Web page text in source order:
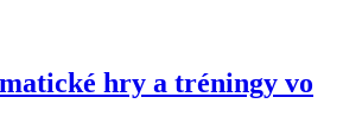
hry a tréningy vo